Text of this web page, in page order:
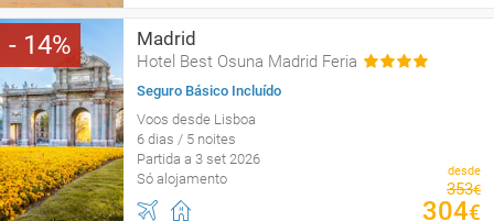
14 Madrid
Hotel Best Osuna Madrid Feria
Seguro Básico Incluído
Voos desde Lisboa
6 dias / 5 noites
Partida a 3 set 2026
Só alojamento
desde
353€
304€